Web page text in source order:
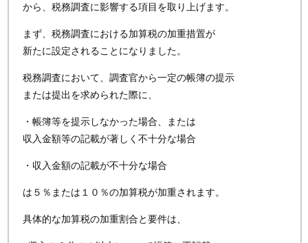
から、税務調査に影響する項目を取り上げます。
まず、税務調査における加算税の加重措置が
新たに設定されることになりました。
税務調査において、調査官から一定の帳簿の提示
または提出を求められた際に、
・帳簿等を提示しなかった場合、または
収入金額等の記載が著しく不十分な場合
・収入金額の記載が不十分な場合
は５％または１０％の加算税が加重されます。
具体的な加算税の加重割合と要件は、